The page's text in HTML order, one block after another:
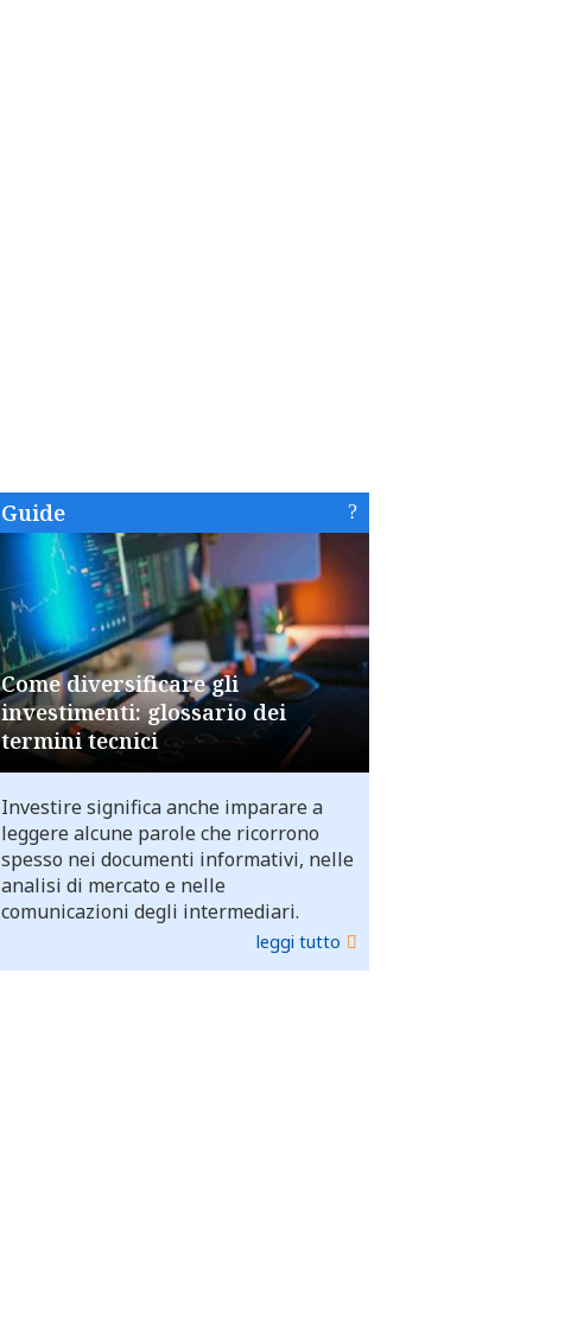
Guide
Come diversificare gli
investimenti: glossario dei
termini tecnici
Investire significa anche imparare a
leggere alcune parole che ricorrono
spesso nei documenti informativi, nelle
analisi di mercato e nelle
comunicazioni degli intermediari.
leggi tutto